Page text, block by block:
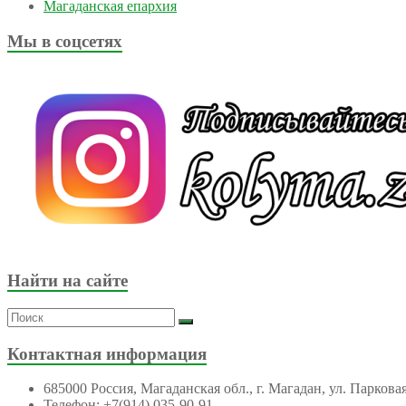
Магаданская епархия
Мы в соцсетях
Найти на сайте
Контактная информация
685000 Россия, Магаданская обл., г. Магадан, ул.